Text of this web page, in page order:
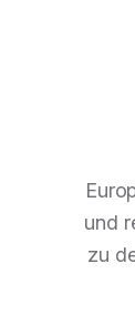
und
zu